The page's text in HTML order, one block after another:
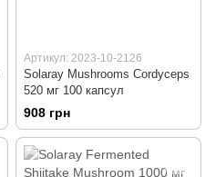
Артикул: 2023-10-2126
Solaray Mushrooms Cordyceps
520 мг 100 капсул
908 грн